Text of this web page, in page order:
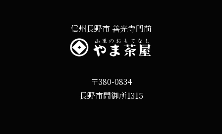
信州長野市 善光寺門前
〒380-0834
長野市問御所1315